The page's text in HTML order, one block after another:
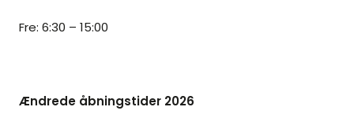
Fre: 6:30 – 15:00
Ændrede åbningstider 2026